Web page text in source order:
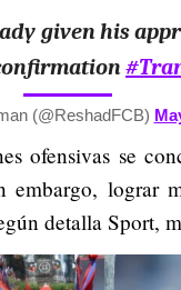
given his
(@ReshadFCB)
ofensivas se
embargo, lograr
detalla Sport,